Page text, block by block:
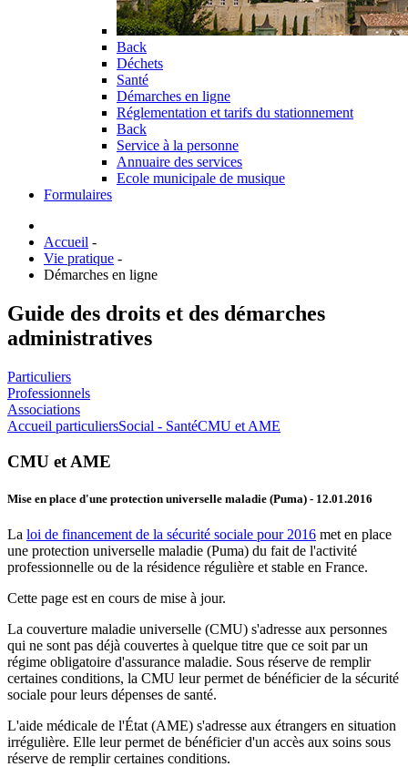
Back
Déchets
Santé
Démarches en ligne
Réglementation et tarifs du stationnement
Back
Service à la personne
Annuaire des services
Ecole municipale de musique
Formulaires
Accueil -
Vie pratique -
Démarches en ligne
Guide des droits et des démarches
administratives
Particuliers
Professionnels
Associations
Accueil particuliersSocial - SantéCMU et AME
CMU et AME
Mise en place d'une protection universelle maladie (Puma) - 12.01.2016
La loi de financement de la sécurité sociale pour 2016 met en place
une protection universelle maladie (Puma) du fait de l'activité
professionnelle ou de la résidence régulière et stable en France.
Cette page est en cours de mise à jour.
La couverture maladie universelle (CMU) s'adresse aux personnes
qui ne sont pas déjà couvertes à quelque titre que ce soit par un
régime obligatoire d'assurance maladie. Sous réserve de remplir
certaines conditions, la CMU leur permet de bénéficier de la sécurité
sociale pour leurs dépenses de santé.
L'aide médicale de l'État (AME) s'adresse aux étrangers en situation
irrégulière. Elle leur permet de bénéficier d'un accès aux soins sous
réserve de remplir certaines conditions.